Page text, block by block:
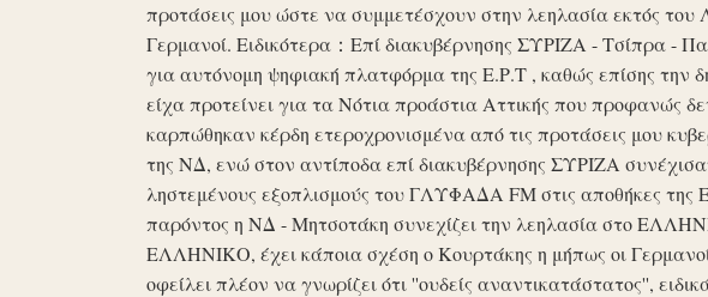
προτάσεις μου ώστε να συμμετέσχουν στην λεηλασία εκτός του
Γερμανοί. Ειδικότερα：Επί διακυβέρνησης ΣΥΡΙΖΑ - Τσίπρα -
για αυτόνομη ψηφιακή πλατφόρμα της Ε.Ρ.Τ , καθώς επίσης την
είχα προτείνει για τα Νότια προάστια Αττικής που προφανώς
καρπώθηκαν κέρδη ετεροχρονισμένα από τις προτάσεις μου
της ΝΔ, ενώ στον αντίποδα επί διακυβέρνησης ΣΥΡΙΖΑ
ληστεμένους εξοπλισμούς του ΓΛΥΦΑΔΑ FM στις αποθήκες της
παρόντος η ΝΔ - Μητσοτάκη συνεχίζει την λεηλασία στο
ΕΛΛΗΝΙΚΟ, έχει κάποια σχέση ο Κουρτάκης η μήπως οι
οφείλει πλέον να γνωρίζει ότι ''ουδείς αναντικατάστατος'',